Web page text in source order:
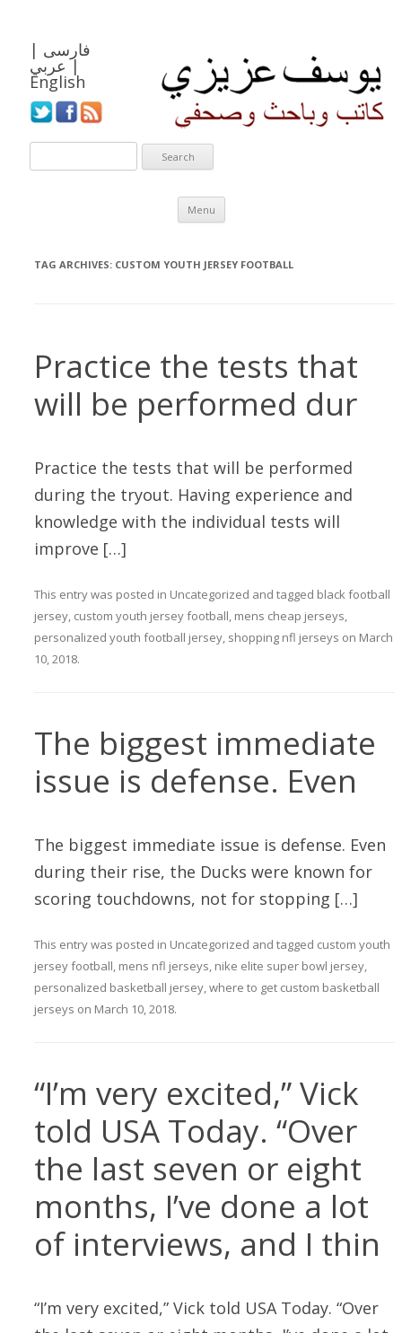
فارسی |
عربي |
English
Menu
Skip to content
TAG ARCHIVES: CUSTOM YOUTH JERSEY FOOTBALL
Practice the tests that
will be performed dur
Practice the tests that will be performed
during the tryout. Having experience and
knowledge with the individual tests will
improve […]
This entry was posted in Uncategorized and tagged black football
jersey, custom youth jersey football, mens cheap jerseys,
personalized youth football jersey, shopping nfl jerseys on March
10, 2018.
The biggest immediate
issue is defense. Even
The biggest immediate issue is defense. Even
during their rise, the Ducks were known for
scoring touchdowns, not for stopping […]
This entry was posted in Uncategorized and tagged custom youth
jersey football, mens nfl jerseys, nike elite super bowl jersey,
personalized basketball jersey,where to get custom basketball
jerseys on March 10, 2018.
“I’m very excited,” Vick
told USA Today. “Over
the last seven or eight
months, I’ve done a lot
of interviews, and I thin
“I’m very excited,” Vick told USA Today. “Over